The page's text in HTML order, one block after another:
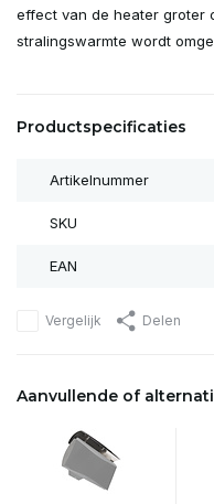
effect van de heater groter
stralingswarmte wordt
Productspecificaties
Artikelnummer
SKU
EAN
Vergelijk Delen
Aanvullende of